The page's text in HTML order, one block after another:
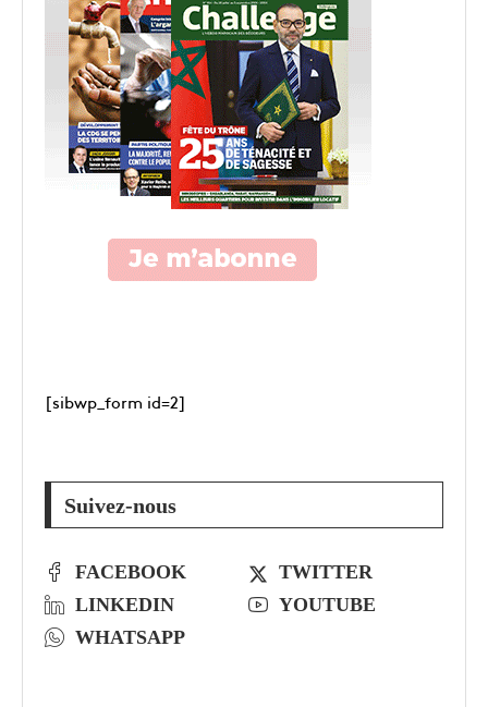
[sibwp_form id=2]
Suivez-nous
FACEBOOK
TWITTER
LINKEDIN
YOUTUBE
WHATSAPP